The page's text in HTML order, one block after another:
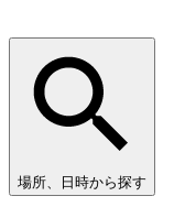
場所、日時から探す